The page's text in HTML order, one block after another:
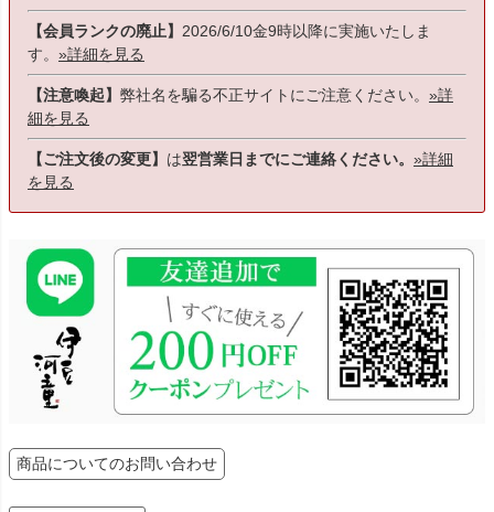
【会員ランクの廃止】 2026/6/10金9時以降に実施いたしま
す。 »詳細を見る
【注意喚起】 弊社名を騙る不正サイトにご注意ください。 »詳
細を見る
【ご注文後の変更】 は翌営業日までにご連絡ください。 »詳細
を見る
商品についてのお問い合わせ